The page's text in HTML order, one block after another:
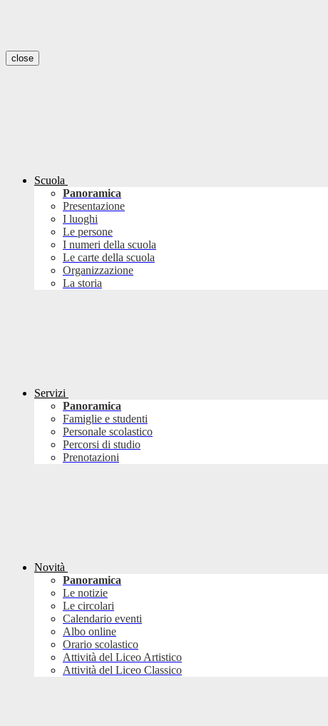
close
Scuola
Panoramica
Presentazione
I luoghi
Le persone
I numeri della scuola
Le carte della scuola
Organizzazione
La storia
Servizi
Panoramica
Famiglie e studenti
Personale scolastico
Percorsi di studio
Prenotazioni
Novità
Panoramica
Le notizie
Le circolari
Calendario eventi
Albo online
Orario scolastico
Attività del Liceo Artistico
Attività del Liceo Classico